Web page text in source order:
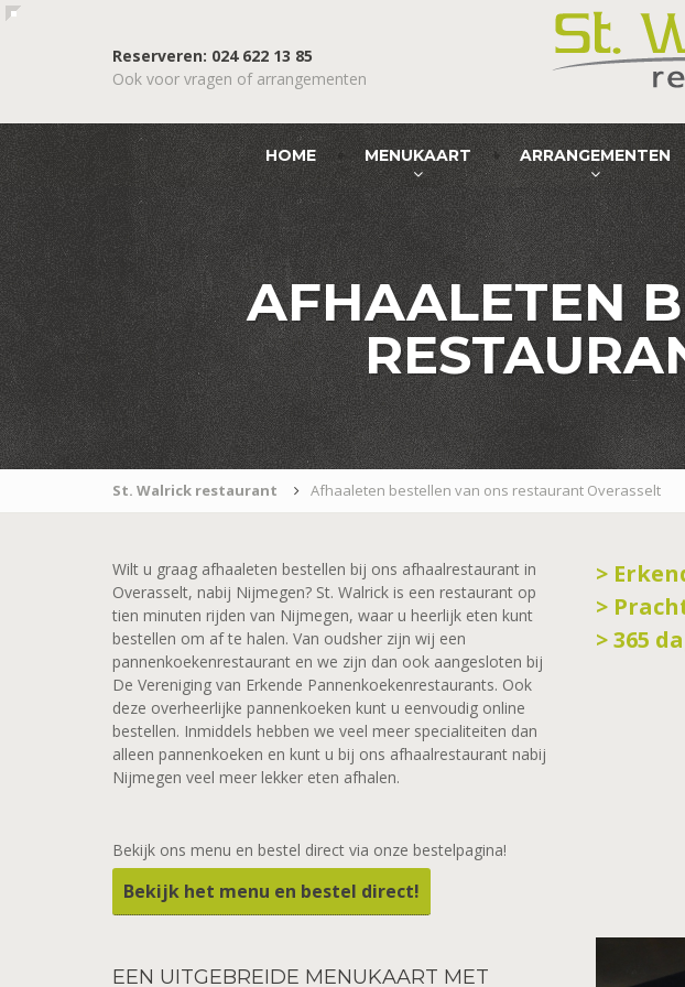
Reserveren: 024 622 13 85
Ook voor vragen of arrangementen
HOME MENUKAART ARRANGEMENTEN
AFHAALETEN
St. Walrick restaurant Afhaaleten bestellen van ons restaurant Overasselt
Wilt u graag afhaaleten bestellen bij ons afhaalrestaurant in
Overasselt, nabij Nijmegen? St. Walrick is een restaurant op
tien minuten rijden van Nijmegen, waar u heerlijk eten kunt
bestellen om af te halen. Van oudsher zijn wij een
pannenkoekenrestaurant en we zijn dan ook aangesloten bij
De Vereniging van Erkende Pannenkoekenrestaurants. Ook
deze overheerlijke pannenkoeken kunt u eenvoudig online
bestellen. Inmiddels hebben we veel meer specialiteiten dan
alleen pannenkoeken en kunt u bij ons afhaalrestaurant nabij
Nijmegen veel meer lekker eten afhalen.
Bekijk ons menu en bestel direct via onze bestelpagina!
Bekijk het menu en bestel direct!
>
>
> 365
EEN UITGEBREIDE MENUKAART MET